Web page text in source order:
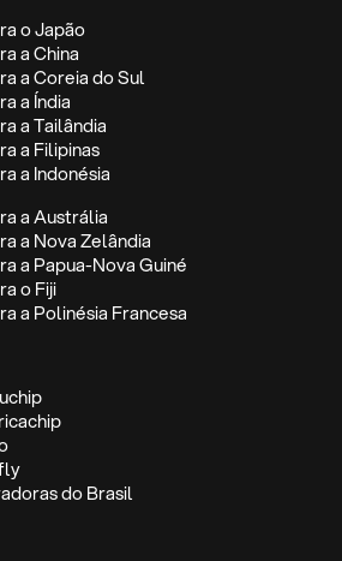
o Japão
a China
a Coreia do Sul
a Índia
a Tailândia
a Filipinas
a Indonésia
a Austrália
a Nova Zelândia
a Papua-Nova Guiné
o Fiji
a Polinésia Francesa
do Brasil